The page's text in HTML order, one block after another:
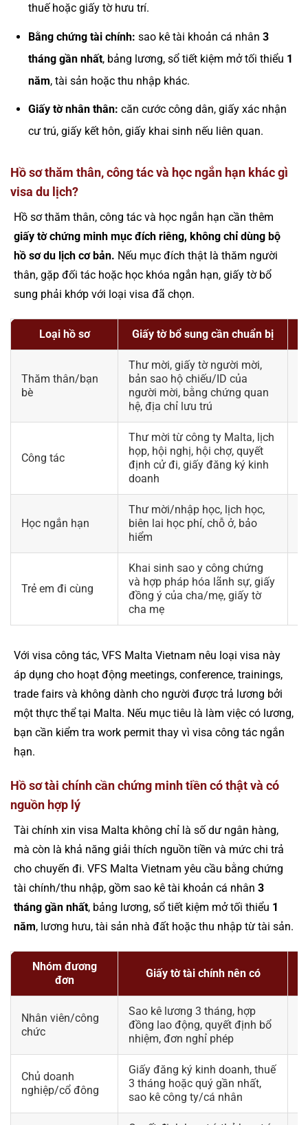
thuế hoặc giấy tờ hưu trí.
Bằng chứng tài chính: sao kê tài khoản cá nhân 3
tháng gần nhất, bảng lương, sổ tiết kiệm mở tối thiểu 1
năm, tài sản hoặc thu nhập khác.
Giấy tờ nhân thân: căn cước công dân, giấy xác nhận
cư trú, giấy kết hôn, giấy khai sinh nếu liên quan.
Hồ sơ thăm thân, công tác và học ngắn hạn khác gì
visa du lịch?
Hồ sơ thăm thân, công tác và học ngắn hạn cần thêm
giấy tờ chứng minh mục đích riêng, không chỉ dùng bộ
hồ sơ du lịch cơ bản. Nếu mục đích thật là thăm người
thân, gặp đối tác hoặc học khóa ngắn hạn, giấy tờ bổ
sung phải khớp với loại visa đã chọn.
Loại hồ sơ Giấy tờ bổ sung cần chuẩn bị
Thăm thân/bạn
bè
Thư mời, giấy tờ người mời,
bản sao hộ chiếu/ID của
người mời, bằng chứng quan
hệ, địa chỉ lưu trú
Công tác
Thư mời từ công ty Malta, lịch
họp, hội nghị, hội chợ, quyết
định cử đi, giấy đăng ký kinh
doanh
Học ngắn hạn
Thư mời/nhập học, lịch học,
biên lai học phí, chỗ ở, bảo
hiểm
Trẻ em đi cùng
Khai sinh sao y công chứng
và hợp pháp hóa lãnh sự, giấy
đồng ý của cha/mẹ, giấy tờ
cha mẹ
Với visa công tác, VFS Malta Vietnam nêu loại visa này
áp dụng cho hoạt động meetings, conference, trainings,
trade fairs và không dành cho người được trả lương bởi
một thực thể tại Malta. Nếu mục tiêu là làm việc có lương,
bạn cần kiểm tra work permit thay vì visa công tác ngắn
hạn.
Hồ sơ tài chính cần chứng minh tiền có thật và có
nguồn hợp lý
Tài chính xin visa Malta không chỉ là số dư ngân hàng,
mà còn là khả năng giải thích nguồn tiền và mức chi trả
cho chuyến đi. VFS Malta Vietnam yêu cầu bằng chứng
tài chính/thu nhập, gồm sao kê tài khoản cá nhân 3
tháng gần nhất, bảng lương, sổ tiết kiệm mở tối thiểu 1
năm, lương hưu, tài sản nhà đất hoặc thu nhập từ tài sản.
Nhóm đương
đơn
Giấy tờ tài chính nên có
Nhân viên/công
chức
Sao kê lương 3 tháng, hợp
đồng lao động, quyết định bổ
nhiệm, đơn nghỉ phép
Chủ doanh
nghiệp/cổ đông
Giấy đăng ký kinh doanh, thuế
3 tháng hoặc quý gần nhất,
sao kê công ty/cá nhân